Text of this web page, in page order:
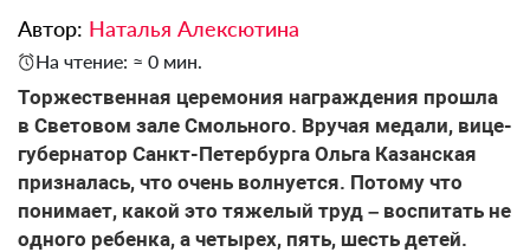
Автор: Наталья Алексютина
На чтение: ≈ 0 мин.
Торжественная церемония награждения прошла
в Световом зале Смольного. Вручая медали, вице-
губернатор Санкт-Петербурга Ольга Казанская
призналась, что очень волнуется. Потому что
понимает, какой это тяжелый труд – воспитать не
одного ребенка, а четырех, пять, шесть детей.